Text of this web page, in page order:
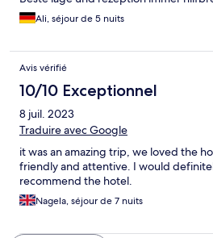
Ali, séjour de 5 nuits
Avis vérifié
10/10 Exceptionnel
8 juil. 2023
Traduire avec Google
it was an amazing trip, we loved the
friendly and attentive. I would
recommend the hotel.
Nagela, séjour de 7 nuits